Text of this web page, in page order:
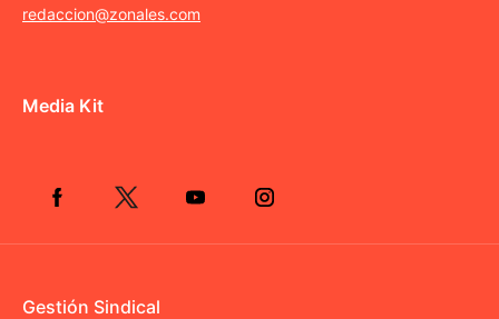
redaccion@zonales.com
Media Kit
Gestión Sindical